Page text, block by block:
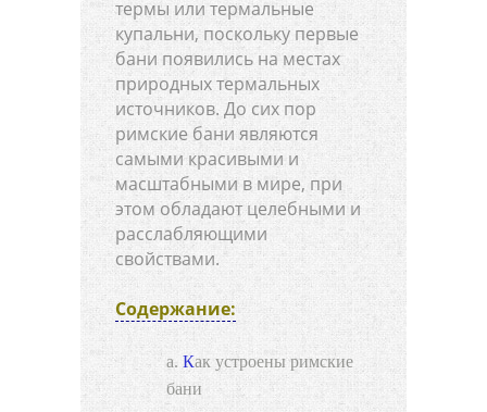
термы или термальные
купальни, поскольку первые
бани появились на местах
природных термальных
источников. До сих пор
римские бани являются
самыми красивыми и
масштабными в мире, при
этом обладают целебными и
расслабляющими
свойствами.
Содержание:
Как устроены римские
бани